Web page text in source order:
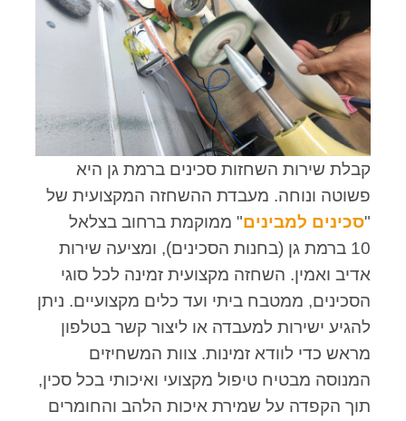
קבלת שירות השחזות סכינים ברמת גן היא
פשוטה ונוחה. מעבדת ההשחזה המקצועית של
"סכינים למבינים" ממוקמת ברחוב בצלאל
10 ברמת גן (בחנות הסכינים), ומציעה שירות
אדיב ואמין. השחזה מקצועית זמינה לכל סוגי
הסכינים, ממטבח ביתי ועד כלים מקצועיים. ניתן
להגיע ישירות למעבדה או ליצור קשר בטלפון
מראש כדי לוודא זמינות. צוות המשחיזים
המנוסה מבטיח טיפול מקצועי ואיכותי בכל סכין,
תוך הקפדה על שמירת איכות הלהב והחומרים